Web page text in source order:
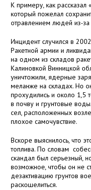
К примеру, как рассказал
который пожелал
отравлением людей из-
Инцидент случился в
Ракетной армии и
на одном из складов
Калиновкой Винницкой
уничтожили, ядерные
меланже на складах. Но
прохудились и около 1,5
в почву и грунтовые
сел, расположенных
плохое самочувствие.
Вскоре выяснилось, что
топлива. По словам
скандал был серьезный,
возможное, чтобы он не
дезактивацию грунтов
раскошелиться.